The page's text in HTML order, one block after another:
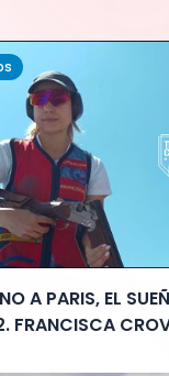
A PARIS, EL
FRANCISCA